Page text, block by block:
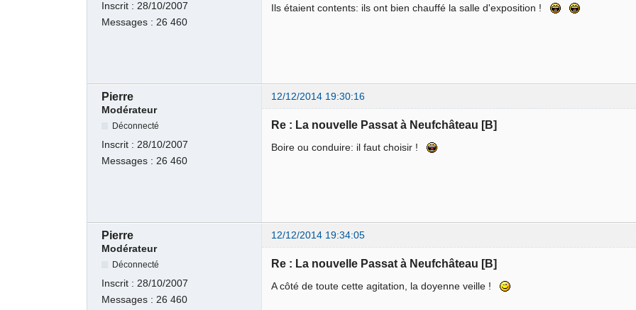
Inscrit :28/10/2007
Messages :26 460
Ils étaient contents: ils ont bien chauffé la salle d'exposition !
Pierre
12/12/2014 19:30:16
Modérateur
Déconnecté
Inscrit :28/10/2007
Messages :26 460
Re : La nouvelle Passat à Neufchâteau [B]
Boire ou conduire: il faut choisir !
Pierre
12/12/2014 19:34:05
Modérateur
Déconnecté
Inscrit :28/10/2007
Messages :26 460
Re : La nouvelle Passat à Neufchâteau [B]
A côté de toute cette agitation, la doyenne veille !